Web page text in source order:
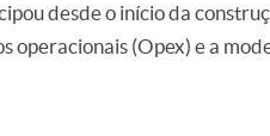
desde o início da
operacionais (Opex) e a